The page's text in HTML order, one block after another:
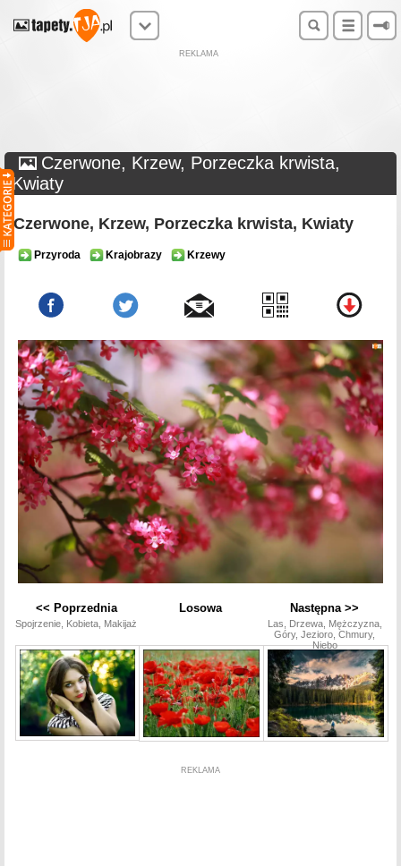
REKLAMA
Czerwone, Krzew, Porzeczka krwista,
Kwiaty
Czerwone, Krzew, Porzeczka krwista, Kwiaty
Przyroda Krajobrazy Krzewy
<< Poprzednia
Spojrzenie, Kobieta, Makijaż
Losowa Następna >>
Las, Drzewa, Mężczyzna,
Góry, Jezioro, Chmury,
Niebo
REKLAMA